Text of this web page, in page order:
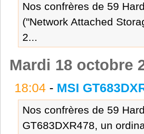
Nos confrères de 59
("Network Attached
2...
Mardi 18 octobre
18:04- MSI
Nos confrères de 59
GT683DXR478, un